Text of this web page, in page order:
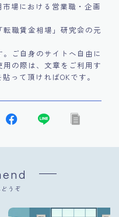
場における営業職・企画
職賃金相場」研究会の元
ご自身のサイトへ自由に
の際は、文章をご利用す
って頂ければOKです。
うぞ